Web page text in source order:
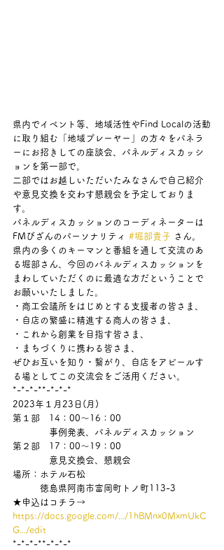
県内でイベント等、地域活性やFind Localの活動
に取り組む「地域プレーヤー」の方々をパネラ
ーにお招きしての座談会、パネルディスカッシ
ョンを第一部で。
二部ではお越しいただいたみなさんで自己紹介
や意見交換を交わす懇親会を予定しておりま
す。
パネルディスカッションのコーディネーターは
FMびざんのパーソナリティ #堀部貴子 さん。
県内の多くのキーマンと番組を通して交流のあ
る堀部さん、今回のパネルディスカッションを
まわしていただくのに最適な方だということで
お願いいたしました。
・商工会議所をはじめとする支援者の皆さま、
・自店の繁盛に精進する商人の皆さま、
・これから創業を目指す皆さま、
・まちづくりに携わる皆さま、
ぜひお互いを知り・繋がり、自店をアピールす
る場としてこの交流会をご活用ください。
*-*-*-**-*-*-*
2023年１月23日(月)
第１部　14：00～16：00
事例発表、パネルディスカッション
第２部　17：00～19：00
意見交換会、懇親会
場所：ホテル石松
徳島県阿南市富岡町トノ町113-3
★申込はコチラ→
https://docs.google.com/.../1hBMnx0MxmUkC
G.../edit
*-*-*-**-*-*-*